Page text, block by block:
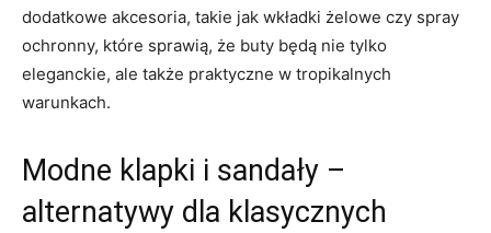
dodatkowe akcesoria, takie jak wkładki żelowe czy spray
ochronny, które sprawią, że buty będą nie tylko
eleganckie, ale także praktyczne w tropikalnych
warunkach.
Modne klapki i sandały –
alternatywy dla klasycznych